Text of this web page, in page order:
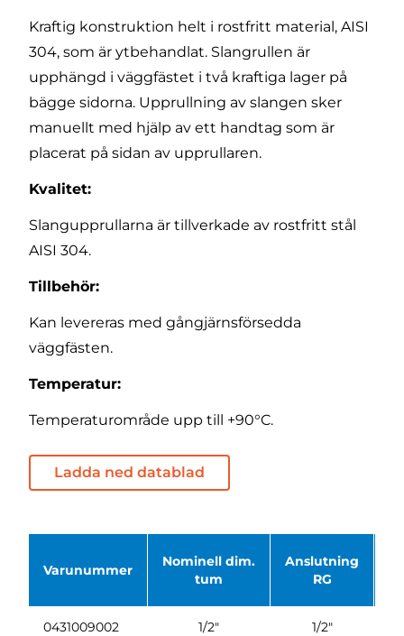
Kraftig konstruktion helt i rostfritt material, AISI
304, som är ytbehandlat. Slangrullen är
upphängd i väggfästet i två kraftiga lager på
bägge sidorna. Upprullning av slangen sker
manuellt med hjälp av ett handtag som är
placerat på sidan av upprullaren.
Kvalitet:
Slangupprullarna är tillverkade av rostfritt stål
AISI 304.
Tillbehör:
Kan levereras med gångjärnsförsedda
väggfästen.
Temperatur:
Temperaturområde upp till +90°C.
Ladda ned datablad
Varunummer
Nominell dim.
tum
Anslutning
RG
0431009002 1/2" 1/2"